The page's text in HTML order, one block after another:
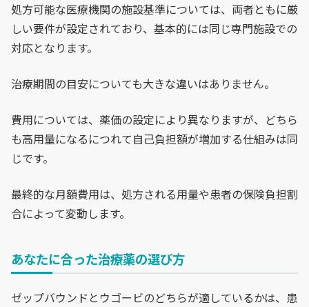
処方可能な医療機関の施設基準については、両者ともに厳
しい要件が設定されており、基本的には同じ専門施設での
対応となります。
治療期間の目安についても大きな違いはありません。
費用については、薬価の設定により異なりますが、どちら
も高用量になるにつれて自己負担額が増加する仕組みは同
じです。
最終的な月額費用は、処方される用量や患者の保険負担割
合によって変動します。
あなたに合った治療薬の選び方
ゼップバウンドとウゴービのどちらが適しているかは、患